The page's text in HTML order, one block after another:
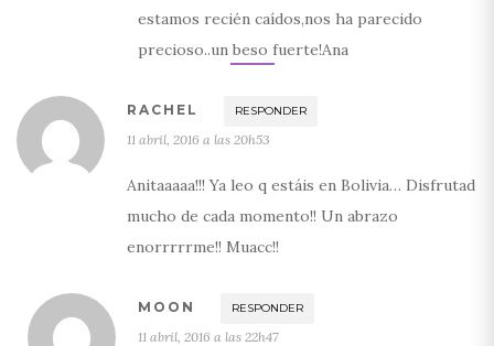
estamos recién caídos,nos ha parecido
precioso..un beso fuerte!Ana
RACHEL RESPONDER
11 abril, 2016 a las 20h53
Anitaaaaa!!! Ya leo q estáis en Bolivia… Disfrutad
mucho de cada momento!! Un abrazo
enorrrrrme!! Muacc!!
MOON RESPONDER
11 abril, 2016 a las 22h47